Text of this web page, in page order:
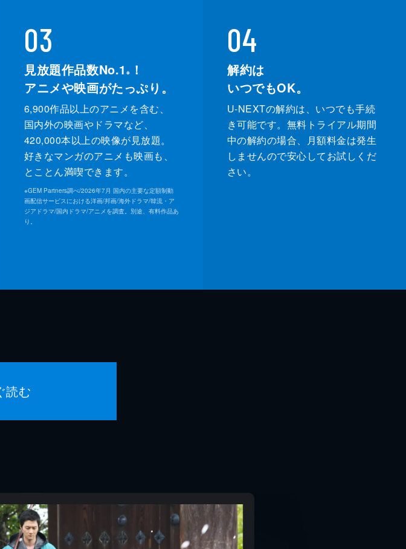
03
見放題作品数No.1 ※
！
アニメや映画がたっぷり。
6,900作品以上のアニメを含む、
国内外の映画やドラマなど、
420,000本以上の映像が見放題。
好きなマンガのアニメも映画も、
とことん満喫できます。
※GEM Partners調べ/2026年7⽉ 国内の主要な定額制動
画配信サービスにおける洋画/邦画/海外ドラマ/韓流・ア
ジアドラマ/国内ドラマ/アニメを調査。別途、有料作品あ
り。
04
解約は
いつでもOK。
U-NEXTの解約は、いつでも手続
き可能です。無料トライアル期間
中の解約の場合、月額料金は発生
しませんので安心してお試しくだ
さい。
読む